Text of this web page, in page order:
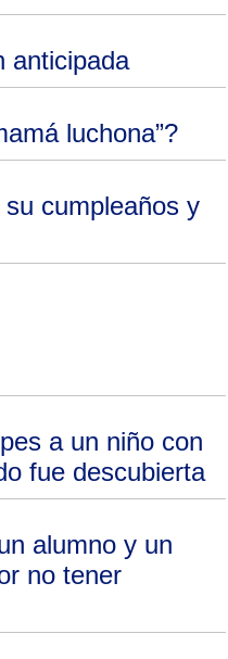
anticipada
luchona”?
cumpleaños y
a un niño con
fue descubierta
alumno y un
no tener